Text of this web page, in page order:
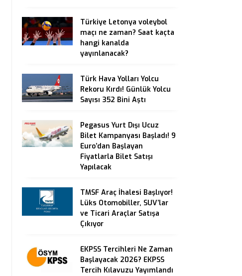
Türkiye Letonya voleybol
maçı ne zaman? Saat kaçta
hangi kanalda
yayınlanacak?
Türk Hava Yolları Yolcu
Rekoru Kırdı! Günlük Yolcu
Sayısı 352 Bini Aştı
Pegasus Yurt Dışı Ucuz
Bilet Kampanyası Başladı! 9
Euro’dan Başlayan
Fiyatlarla Bilet Satışı
Yapılacak
TMSF Araç İhalesi Başlıyor!
Lüks Otomobiller, SUV’lar
ve Ticari Araçlar Satışa
Çıkıyor
EKPSS Tercihleri Ne Zaman
Başlayacak 2026? EKPSS
Tercih Kılavuzu Yayımlandı